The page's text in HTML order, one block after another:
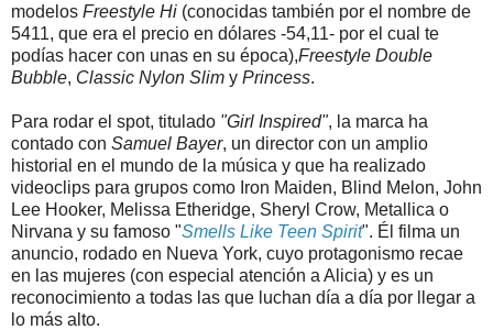
modelos Freestyle Hi (conocidas también por el nombre de
5411, que era el precio en dólares -54,11- por el cual te
podías hacer con unas en su época),Freestyle Double
Bubble, Classic Nylon Slim y Princess.
Para rodar el spot, titulado "Girl Inspired", la marca ha
contado con Samuel Bayer, un director con un amplio
historial en el mundo de la música y que ha realizado
videoclips para grupos como Iron Maiden, Blind Melon, John
Lee Hooker, Melissa Etheridge, Sheryl Crow, Metallica o
Nirvana y su famoso "Smells Like Teen Spirit". Él filma un
anuncio, rodado en Nueva York, cuyo protagonismo recae
en las mujeres (con especial atención a Alicia) y es un
reconocimiento a todas las que luchan día a día por llegar a
lo más alto.